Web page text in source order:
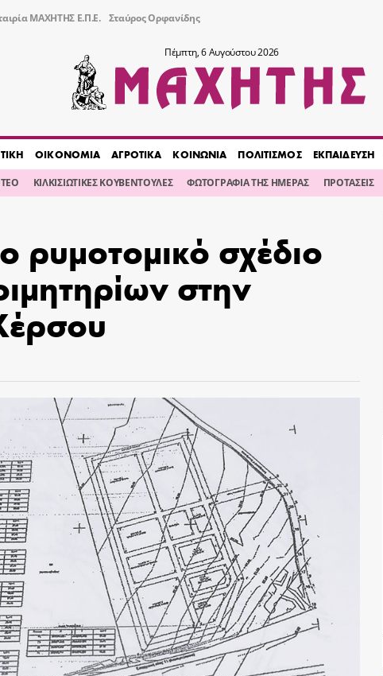
ΜΑΧΗΤΗΣ Ε.Π.Ε. Σταύρος Ορφανίδης
Πέμπτη, 6 Αυγούστου 2026
ΟΙΚΟΝΟΜΙΑ ΑΓΡΟΤΙΚΑ ΚΟΙΝΩΝΙΑ ΠΟΛΙΤΙΣΜΟΣ ΕΚΠΑΙΔΕΥΣΗ
ΚΙΛΚΙΣΙΩΤΙΚΕΣ ΚΟΥΒΕΝΤΟΥΛΕΣ ΦΩΤΟΓΡΑΦΙΑ ΤΗΣ ΗΜΕΡΑΣ ΠΡΟΤΑΣΕΙΣ
ρυμοτομικό σχέδιο
στην